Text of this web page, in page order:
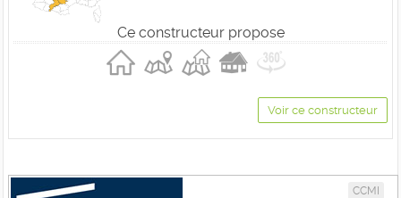
Ce constructeur propose
Voir ce constructeur
CCMI